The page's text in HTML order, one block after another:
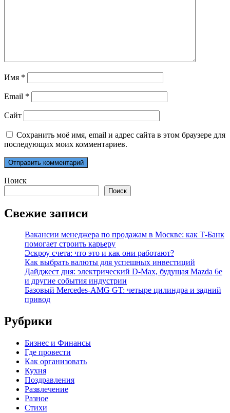
Имя *
Email *
Сайт
Сохранить моё имя, email и адрес сайта в этом браузере для
последующих моих комментариев.
Поиск
Поиск
Свежие записи
Вакансии менеджера по продажам в Москве: как Т-Банк
помогает строить карьеру
Эскроу счета: что это и как они работают?
Как выбрать валюты для успешных инвестиций
Дайджест дня: электрический D-Max, будущая Mazda 6e
и другие события индустрии
Базовый Mercedes-AMG GT: четыре цилиндра и задний
привод
Рубрики
Бизнес и Финансы
Где провести
Как организовать
Кухня
Поздравления
Развлечение
Разное
Стихи